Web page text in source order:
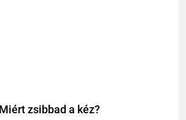
Miért zsibbad a kéz?